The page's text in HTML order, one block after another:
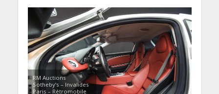
RM Auctions
Sotheby’s – Invalides
Paris – Rétromobile